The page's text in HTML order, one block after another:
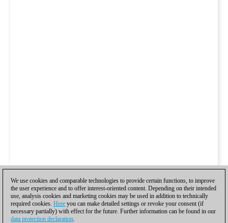
We use cookies and comparable technologies to provide certain functions, to improve
the user experience and to offer interest-oriented content. Depending on their intended
use, analysis cookies and marketing cookies may be used in addition to technically
required cookies. Here you can make detailed settings or revoke your consent (if
necessary partially) with effect for the future. Further information can be found in our
data protection declaration.